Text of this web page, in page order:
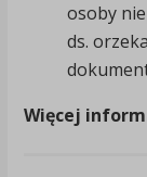
osoby
ds.
Więcej